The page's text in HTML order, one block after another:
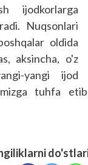
ijodkorlarga
Nuqsonlari
oldida
aksincha, o'z
yangi ijod
tuhfa